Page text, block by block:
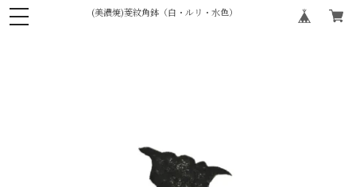
(美濃焼)菱紋角鉢（白・ルリ・水色）